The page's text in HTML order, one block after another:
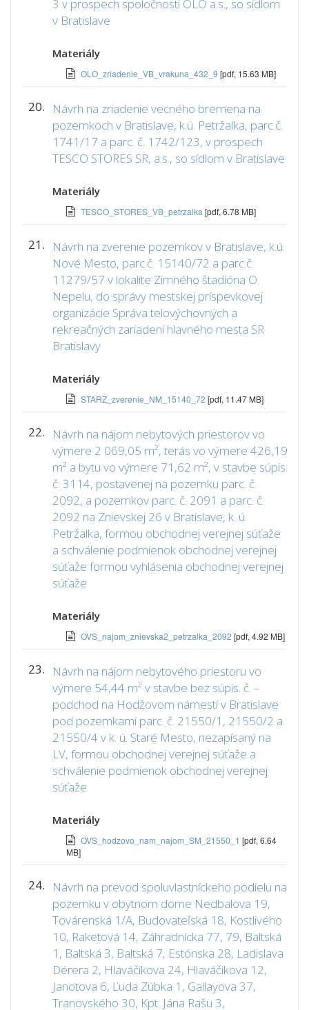
3 v prospech spoločnosti OLO a.s., so sídlom
v Bratislave
Materiály
OLO_zriadenie_VB_vrakuna_432_9 [pdf, 15.63 MB]
20.
Návrh na zriadenie vecného bremena na
pozemkoch v Bratislave, k.ú. Petržalka, parc.č.
1741/17 a parc. č. 1742/123, v prospech
TESCO STORES SR, a.s., so sídlom v Bratislave
Materiály
TESCO_STORES_VB_petrzalka [pdf, 6.78 MB]
21.
Návrh na zverenie pozemkov v Bratislave, k.ú.
Nové Mesto, parc.č. 15140/72 a parc.č.
11279/57 v lokalite Zimného štadióna O.
Nepelu, do správy mestskej príspevkovej
organizácie Správa telovýchovných a
rekreačných zariadení hlavného mesta SR
Bratislavy
Materiály
STARZ_zverenie_NM_15140_72 [pdf, 11.47 MB]
22.
Návrh na nájom nebytových priestorov vo
výmere 2 069,05 m², terás vo výmere 426,19
m² a bytu vo výmere 71,62 m², v stavbe súpis.
č. 3114, postavenej na pozemku parc. č.
2092, a pozemkov parc. č. 2091 a parc. č.
2092 na Znievskej 26 v Bratislave, k. ú.
Petržalka, formou obchodnej verejnej súťaže
a schválenie podmienok obchodnej verejnej
súťaže formou vyhlásenia obchodnej verejnej
súťaže
Materiály
OVS_najom_znievska2_petrzalka_2092 [pdf, 4.92 MB]
23.
Návrh na nájom nebytového priestoru vo
výmere 54,44 m² v stavbe bez súpis. č. –
podchod na Hodžovom námestí v Bratislave
pod pozemkami parc. č. 21550/1, 21550/2 a
21550/4 v k. ú. Staré Mesto, nezapísaný na
LV, formou obchodnej verejnej súťaže a
schválenie podmienok obchodnej verejnej
súťaže
Materiály
OVS_hodzovo_nam_najom_SM_21550_1 [pdf, 6.64
MB]
24.
Návrh na prevod spoluvlastníckeho podielu na
pozemku v obytnom dome Nedbalova 19,
Továrenská 1/A, Budovateľská 18, Kostlivého
10, Raketová 14, Záhradnícka 77, 79, Baltská
1, Baltská 3, Baltská 7, Estónska 28, Ladislava
Dérera 2, Hlaváčikova 24, Hlaváčikova 12,
Janotova 6, Ľuda Zúbka 1, Gallayova 37,
Tranovského 30, Kpt. Jána Rašu 3,